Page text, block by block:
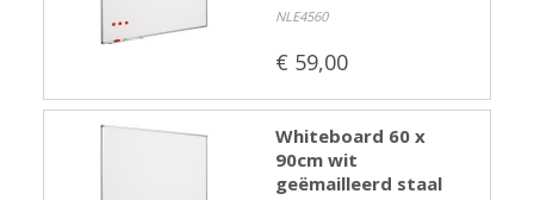
Showroom uitverkoop
'Met een krasje'
Betalen en bezorgen
Werkbladkleuren
NLE4560
€ 59,00
Whiteboard 60 x
90cm wit
geëmailleerd staal